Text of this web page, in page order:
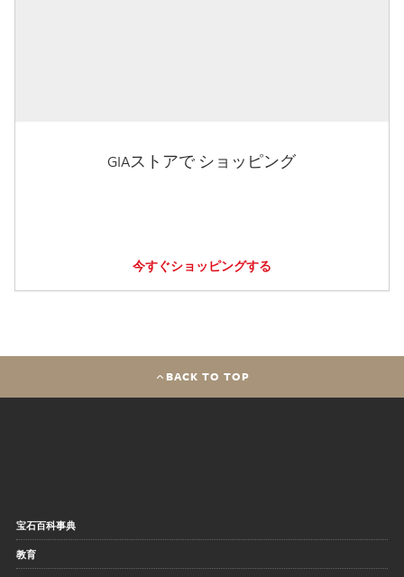
GIAストアで ショッピング
今すぐショッピングする
BACK TO TOP
宝石百科事典
教育